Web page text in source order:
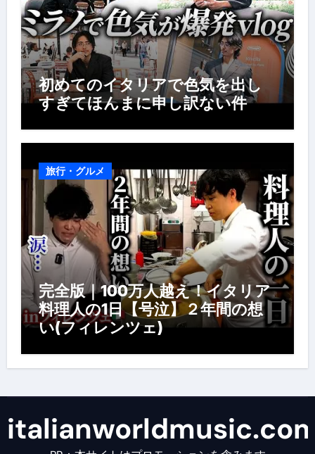
初めてのイタリアで色気を出し
すぎてほんまに申し訳ない件
旅行・グルメ
完全版｜100万人越え！イタリア
料理人の1日【号泣】２年間の想
い(フィレンツェ)